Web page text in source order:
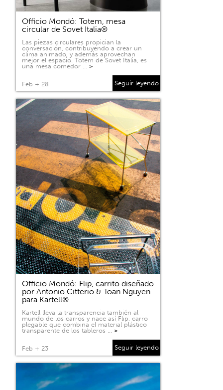
Officio Mondó: Totem, mesa
circular de Sovet Italia®
Las piezas circulares propician la
conversación, contribuyendo a crear un
clima animado, y además aprovechan
mejor el espacio. Totem de Sovet Italia, es
una mesa comedor … >
Feb + 28 Seguir leyendo
Officio Mondó: Flip, carrito diseñado
por Antonio Citterio & Toan Nguyen
para Kartell®
Kartell lleva la transparencia también al
mundo de los carros y nace así Flip, carro
plegable que combina el material plástico
transparente de los tableros … >
Feb + 23 Seguir leyendo